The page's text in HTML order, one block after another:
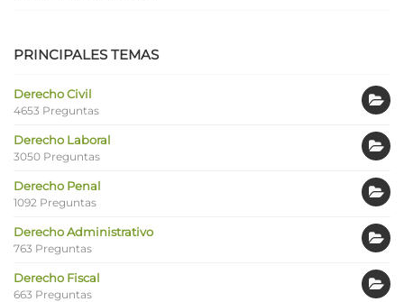
PRINCIPALES TEMAS
Derecho Civil
4653 Preguntas
Derecho Laboral
3050 Preguntas
Derecho Penal
1092 Preguntas
Derecho Administrativo
763 Preguntas
Derecho Fiscal
663 Preguntas